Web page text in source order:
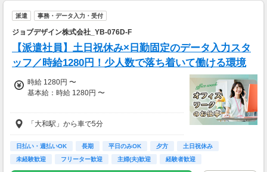
派遣 事務・データ入力・受付
ジョブデザイン株式会社_YB-076D-F
【派遣社員】土日祝休み×日勤固定のデータ入力スタ
ッフ／時給1280円！少人数で落ち着いて働ける環境
時給 1280円 〜
基本給：時給 1280円 〜
時給：1280円
・通勤手当あり
・残業代別途全額支給
「大和駅」から車で5分
日払い・週払いOK 長期 平日のみOK 夕方
土日祝休み
未経験歓迎
フリーター歓迎 主婦(夫)歓迎 経験者歓迎